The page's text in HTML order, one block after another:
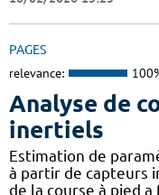
PAGES
relevance:
Analyse de
inertiels
Estimation de
à partir de capteurs
de la course à pied